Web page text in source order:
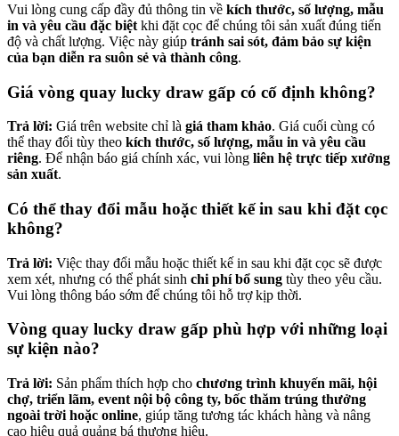
Vui lòng cung cấp đầy đủ thông tin về kích thước, số lượng, mẫu
in và yêu cầu đặc biệt khi đặt cọc để chúng tôi sản xuất đúng tiến
độ và chất lượng. Việc này giúp tránh sai sót, đảm bảo sự kiện
của bạn diễn ra suôn sẻ và thành công.
Giá vòng quay lucky draw gấp có cố định không?
Trả lời: Giá trên website chỉ là giá tham khảo. Giá cuối cùng có
thể thay đổi tùy theo kích thước, số lượng, mẫu in và yêu cầu
riêng. Để nhận báo giá chính xác, vui lòng liên hệ trực tiếp xưởng
sản xuất.
Có thể thay đổi mẫu hoặc thiết kế in sau khi đặt cọc
không?
Trả lời: Việc thay đổi mẫu hoặc thiết kế in sau khi đặt cọc sẽ được
xem xét, nhưng có thể phát sinh chi phí bổ sung tùy theo yêu cầu.
Vui lòng thông báo sớm để chúng tôi hỗ trợ kịp thời.
Vòng quay lucky draw gấp phù hợp với những loại
sự kiện nào?
Trả lời: Sản phẩm thích hợp cho chương trình khuyến mãi, hội
chợ, triển lãm, event nội bộ công ty, bốc thăm trúng thưởng
ngoài trời hoặc online, giúp tăng tương tác khách hàng và nâng
cao hiệu quả quảng bá thương hiệu.